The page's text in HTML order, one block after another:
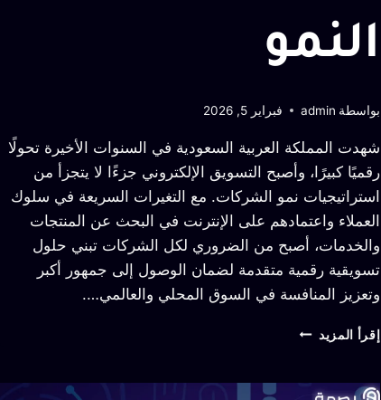
النمو
بواسطة admin فبراير 5, 2026
شهدت المملكة العربية السعودية في السنوات الأخيرة تحولًا
رقميًا كبيرًا، وأصبح التسويق الإلكتروني جزءًا لا يتجزأ من
استراتيجيات نمو الشركات. مع التغيرات السريعة في سلوك
العملاء واعتمادهم على الإنترنت في البحث عن المنتجات
والخدمات، أصبح من الضروري لكل الشركات تبني حلول
تسويقية رقمية متقدمة لضمان الوصول إلى جمهور أكبر
وتعزيز المنافسة في السوق المحلي والعالمي….
إقرأ المزيد